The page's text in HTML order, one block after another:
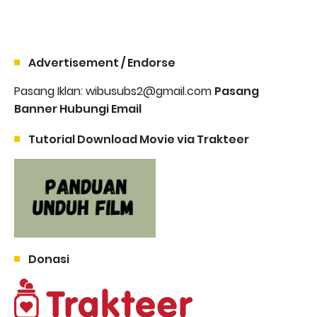
Advertisement / Endorse
Pasang Iklan: wibusubs2@gmail.com Pasang
Banner Hubungi Email
Tutorial Download Movie via Trakteer
Donasi